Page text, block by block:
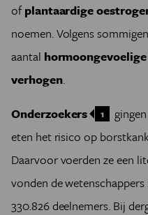
ofplantaardige
noemen. Volgens
aantal
verhogen.
Onderzoekers
1
eten het risico op
Daarvoor voerden ze een
vonden de
330.826 deelnemers. Bij